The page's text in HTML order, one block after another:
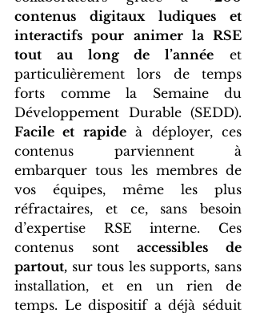
contenus digitaux ludiques et
interactifs pour animer la RSE
tout au long de l’année et
particulièrement lors de temps
forts comme la Semaine du
Facile et rapide à déployer, ces
contenus parviennent à
embarquer tous les membres de
vos équipes, même les plus
réfractaires, et ce, sans besoin
d’expertise RSE interne. Ces
contenus sont accessibles de
partout, sur tous les supports, sans
installation, et en un rien de
temps. Le dispositif a déjà séduit